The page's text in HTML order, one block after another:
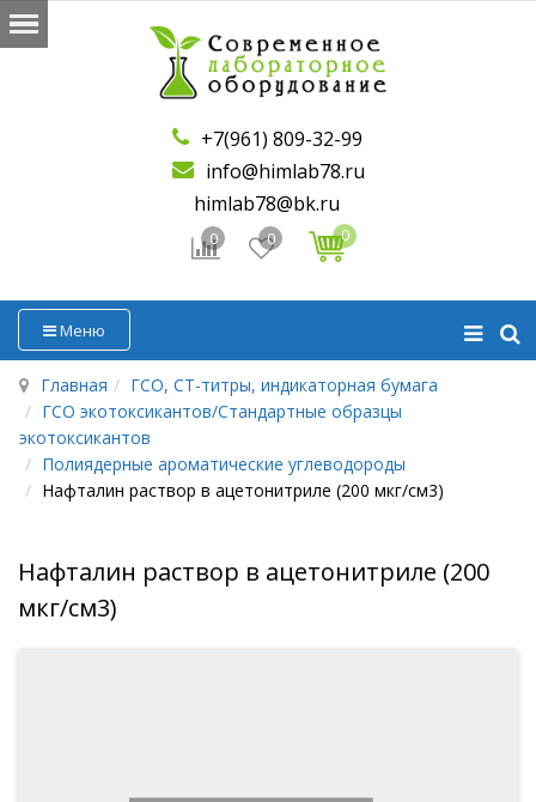
+7(961) 809-32-99
info@himlab78.ru
himlab78@bk.ru
0 0 0
Меню
Главная
ГСО, СТ-титры, индикаторная бумага
ГСО экотоксикантов/Стандартные образцы
экотоксикантов
Полиядерные ароматические углеводороды
Нафталин раствор в ацетонитриле (200 мкг/см3)
Нафталин раствор в ацетонитриле (200
мкг/см3)